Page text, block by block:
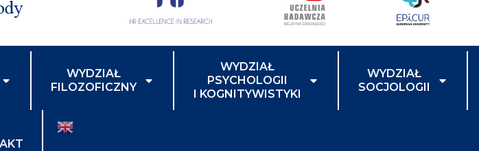
WYDZIAŁ
FILOZOFICZNY
WYDZIAŁ
PSYCHOLOGII
I KOGNITYWISTYKI
WYDZIAŁ
SOCJOLOGII